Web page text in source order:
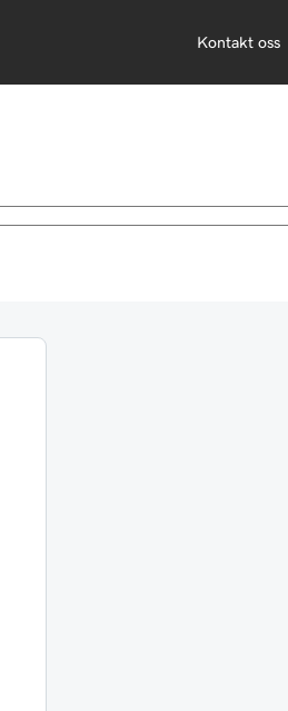
Kontakt oss